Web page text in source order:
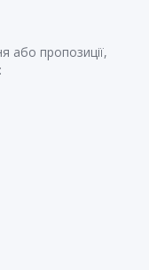
або пропозиції,